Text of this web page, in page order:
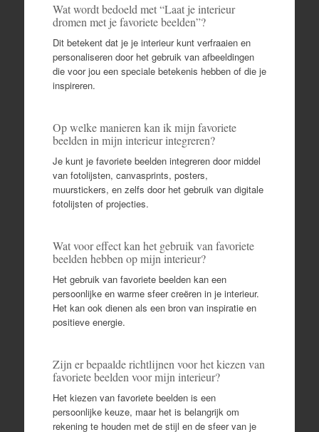
Wat wordt bedoeld met “Laat je interieur
dromen met je favoriete beelden”?
Dit betekent dat je je interieur kunt verfraaien en
personaliseren door het gebruik van afbeeldingen
die voor jou een speciale betekenis hebben of die je
inspireren.
Op welke manieren kan ik mijn favoriete
beelden in mijn interieur integreren?
Je kunt je favoriete beelden integreren door middel
van fotolijsten, canvasprints, posters,
muurstickers, en zelfs door het gebruik van digitale
fotolijsten of projecties.
Wat voor effect kan het gebruik van favoriete
beelden hebben op mijn interieur?
Het gebruik van favoriete beelden kan een
persoonlijke en warme sfeer creëren in je interieur.
Het kan ook dienen als een bron van inspiratie en
positieve energie.
Zijn er bepaalde richtlijnen voor het kiezen van
favoriete beelden voor mijn interieur?
Het kiezen van favoriete beelden is een
persoonlijke keuze, maar het is belangrijk om
rekening te houden met de stijl en de sfeer van je